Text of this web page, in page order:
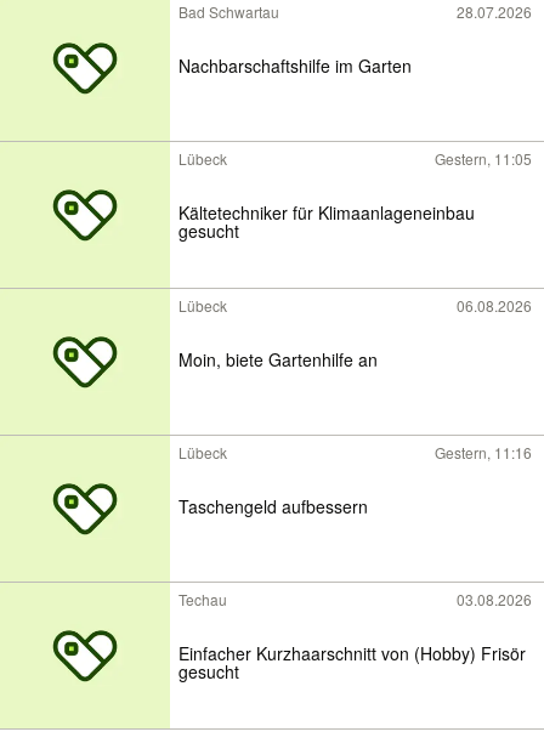
Bad Schwartau 28.07.2026
Nachbarschaftshilfe im Garten
Lübeck Gestern, 11:05
Kältetechniker für Klimaanlageneinbau
gesucht
Lübeck 06.08.2026
Moin, biete Gartenhilfe an
Lübeck Gestern, 11:16
Taschengeld aufbessern
Techau 03.08.2026
Einfacher Kurzhaarschnitt von (Hobby) Frisör
gesucht